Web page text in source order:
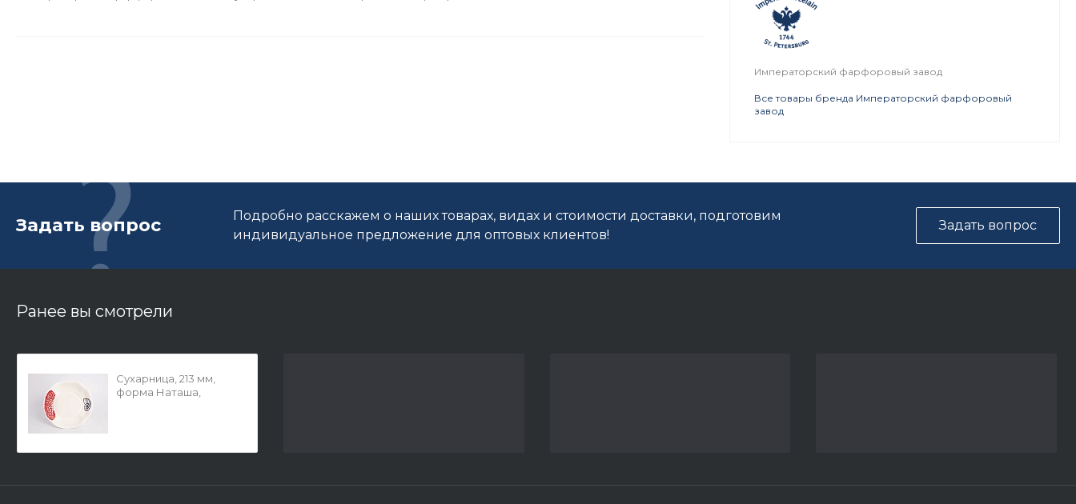
Императорский фарфоровый завод
Все товары бренда Императорский фарфоровый
завод
Задать вопрос
Подробно расскажем о наших товарах, видах и стоимости доставки, подготовим
индивидуальное предложение для оптовых клиентов!
Задать вопрос
Ранее вы смотрели
Сухарница, 213 мм,
форма Наташа,